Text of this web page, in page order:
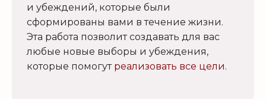
и убеждений, которые были
сформированы вами в течение жизни.
Эта работа позволит создавать для вас
любые новые выборы и убеждения,
которые помогут реализовать все цели.